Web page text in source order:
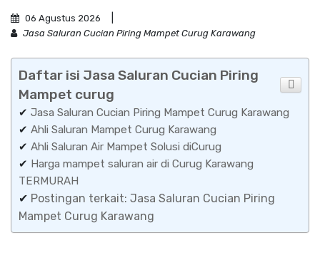
06 Agustus 2026
Jasa Saluran Cucian Piring Mampet Curug Karawang
Daftar isi Jasa Saluran Cucian Piring
Mampet curug
✔ Jasa Saluran Cucian Piring Mampet Curug Karawang
✔ Ahli Saluran Mampet Curug Karawang
✔ Ahli Saluran Air Mampet Solusi diCurug
✔ Harga mampet saluran air di Curug Karawang
TERMURAH
✔ Postingan terkait: Jasa Saluran Cucian Piring
Mampet Curug Karawang